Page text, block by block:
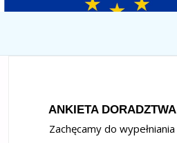
ANKIETA DORADZTWA
Zachęcamy do wypełniania